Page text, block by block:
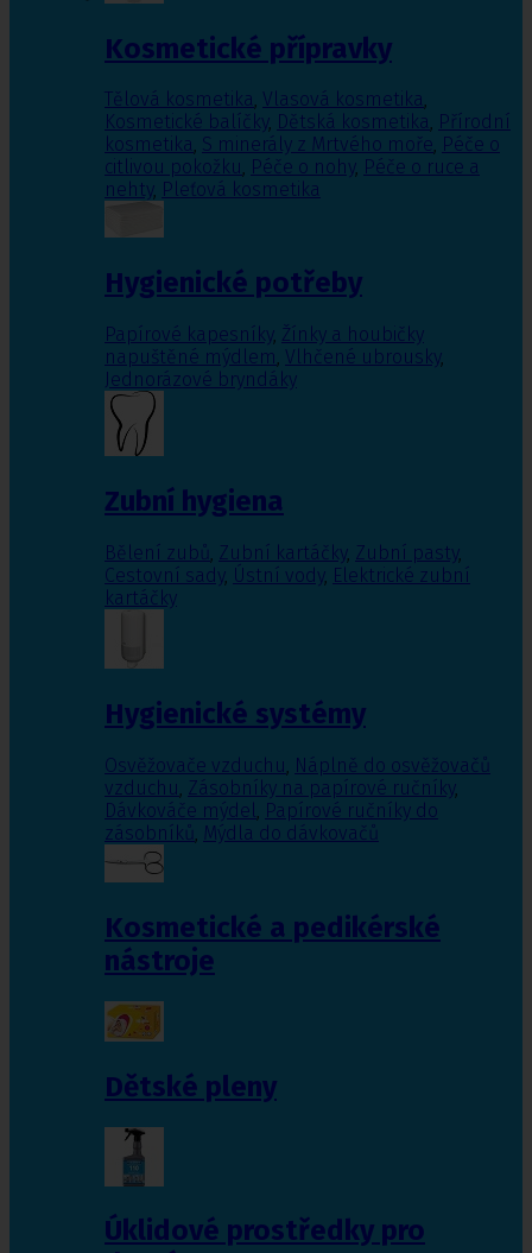
Kosmetické přípravky
Tělová kosmetika, Vlasová kosmetika,
Kosmetické balíčky, Dětská kosmetika, Přírodní
kosmetika, S minerály z Mrtvého moře, Péče o
citlivou pokožku, Péče o nohy, Péče o ruce a
nehty, Pleťová kosmetika
Hygienické potřeby
Papírové kapesníky, Žínky a houbičky
napuštěné mýdlem, Vlhčené ubrousky,
Jednorázové bryndáky
Zubní hygiena
Bělení zubů, Zubní kartáčky, Zubní pasty,
Cestovní sady, Ústní vody, Elektrické zubní
kartáčky
Hygienické systémy
Osvěžovače vzduchu, Náplně do osvěžovačů
vzduchu, Zásobníky na papírové ručníky,
Dávkováče mýdel, Papírové ručníky do
zásobníků, Mýdla do dávkovačů
Kosmetické a pedikérské
nástroje
Dětské pleny
Úklidové prostředky pro